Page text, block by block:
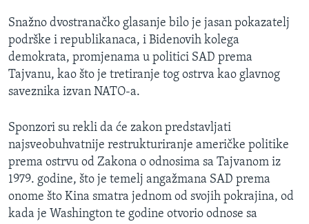
Snažno dvostranačko glasanje bilo je jasan pokazatelj
podrške i republikanaca, i Bidenovih kolega
demokrata, promjenama u politici SAD prema
Tajvanu, kao što je tretiranje tog ostrva kao glavnog
saveznika izvan NATO-a.
Sponzori su rekli da će zakon predstavljati
najsveobuhvatnije restrukturiranje američke politike
prema ostrvu od Zakona o odnosima sa Tajvanom iz
1979. godine, što je temelj angažmana SAD prema
onome što Kina smatra jednom od svojih pokrajina, od
kada je Washington te godine otvorio odnose sa